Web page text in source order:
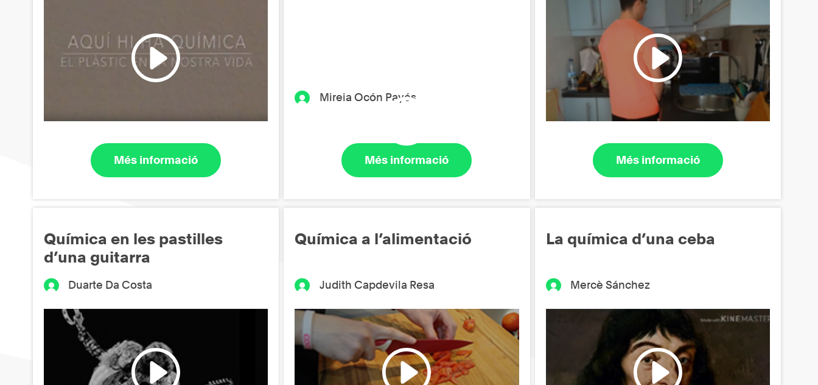
Més informació
Mireia Ocón Payés
Més informació Més informació
Química en les pastilles
d’una guitarra
Duarte Da Costa
Química a l’alimentació
Judith Capdevila Resa
La química d’una ceba
Mercè Sánchez